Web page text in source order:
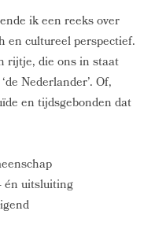
ik een reeks over
en cultureel perspectief.
rijtje, die ons in staat
Nederlander’. Of,
en tijdsgebonden dat
én uitsluiting